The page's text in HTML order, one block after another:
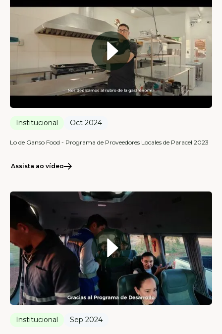
Institucional Oct 2024
Lo de Ganso Food - Programa de Proveedores Locales de Paracel 2023
Assista ao vídeo
Institucional Sep 2024